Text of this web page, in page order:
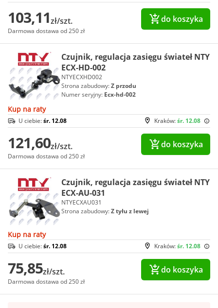
103,11zł/szt.
Darmowa dostawa od 250 zł
do koszyka
Czujnik, regulacja zasięgu świateł NTY
ECX-HD-002
NTYECXHD002
Strona zabudowy:Z przodu
Numer seryjny: Ecx-hd-002
Kup na raty
Kraków:śr. 12.08
U ciebie:śr. 12.08
121,60zł/szt.
Darmowa dostawa od 250 zł
do koszyka
Czujnik, regulacja zasięgu świateł NTY
ECX-AU-031
NTYECXAU031
Strona zabudowy:Z tyłu z lewej
Kup na raty
Kraków:śr. 12.08
U ciebie:śr. 12.08
75,85zł/szt.
Darmowa dostawa od 250 zł
do koszyka